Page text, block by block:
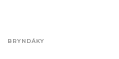
BRYNDÁKY